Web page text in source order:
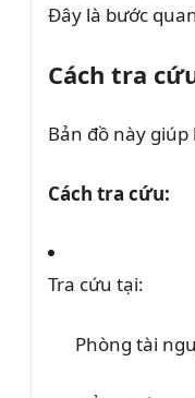
Đây là bước
Cách tra
Bản đồ này
Cách tra cứu:
Tra cứu tại:
Phòng tài